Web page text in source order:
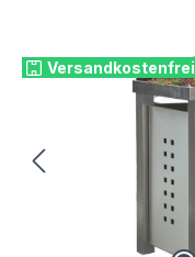
Versandkostenfrei